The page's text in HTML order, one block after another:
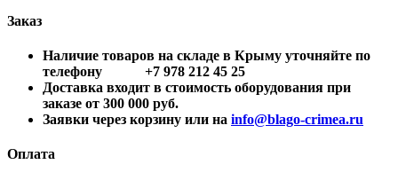
Заказ
Наличие товаров на складе в Крыму уточняйте по
телефону +7 978 212 45 25
Доставка входит в стоимость оборудования при
заказе от 300 000 руб.
Заявки через корзину или на info@blago-crimea.ru
Оплата